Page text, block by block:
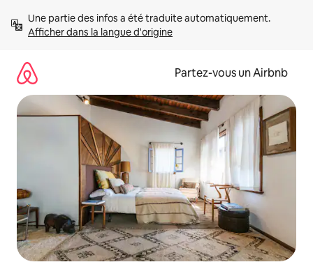
directement
Afficher dans la langue d'origine
Partez-vous un Airbnb